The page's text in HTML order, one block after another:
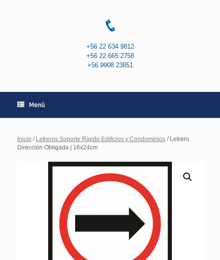
+56 22 634 9812
+56 22 665 2758
+56 9908 23851
Menú
Inicio / Letreros Soporte Rígido Edificios y Condominios / Letrero
Dirección Obligada | 16x24cm